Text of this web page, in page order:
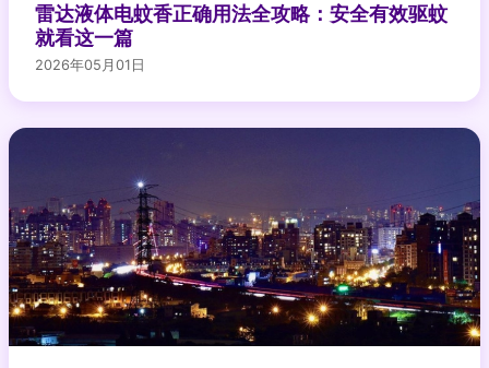
雷达液体电蚊香正确用法全攻略：安全有效驱蚊
就看这一篇
2026年05月01日